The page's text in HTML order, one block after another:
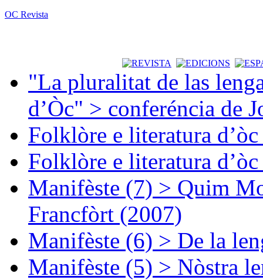
OC Revista
"La pluralitat de las
d’Òc" > conferéncia de
Folklòre e literatura
Folklòre e literatura
Manifèste (7) > Quim
Francfòrt (2007)
Manifèste (6) > De la
Manifèste (5) > Nòstra